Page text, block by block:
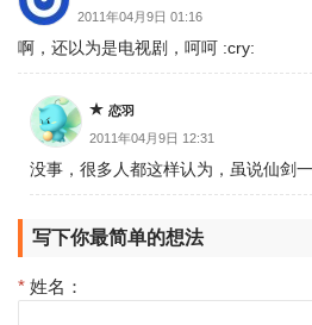
2011年04月9日 01:16
啊，还以为是电视剧，呵呵 :cry:
恋羽
2011年04月9日 12:31
没事，很多人都这样认为，虽说仙剑
写下你最简单的想法
* 姓名：